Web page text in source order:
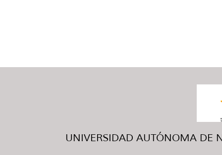
UNIVERSIDAD AUTÓNOMA DE